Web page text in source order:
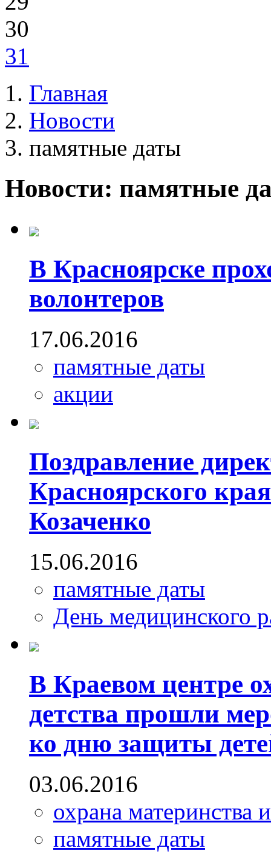
30
31
Главная
Новости
памятные даты
Новости: памятные
В Красноярске
волонтеров
17.06.2016
памятные даты
акции
Поздравление
Красноярского
Козаченко
15.06.2016
памятные даты
День медицинского
В Краевом центре
детства прошли
ко дню защиты
03.06.2016
охрана материнства
памятные даты